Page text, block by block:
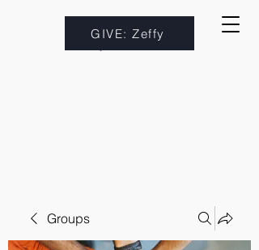
GIVE: Zeffy
Groups